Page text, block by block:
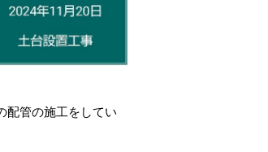
配管の施工をしてい